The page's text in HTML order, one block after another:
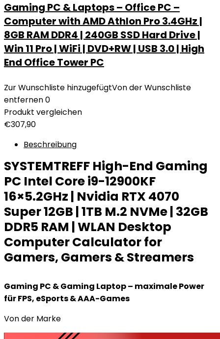
Gaming PC & Laptops – Office PC –
Computer with AMD Athlon Pro 3.4GHz |
8GB RAM DDR4 | 240GB SSD Hard Drive |
Win 11 Pro | WiFi | DVD+RW | USB 3.0 | High
End Office Tower PC
Zur Wunschliste hinzugefügtVon der Wunschliste
entfernen0
Produkt vergleichen
€307,90
Beschreibung
SYSTEMTREFF High-End Gaming
PC Intel Core i9-12900KF
16×5.2GHz | Nvidia RTX 4070
Super 12GB | 1TB M.2 NVMe | 32GB
DDR5 RAM | WLAN Desktop
Computer Calculator for
Gamers, Gamers & Streamers
Gaming PC & Gaming Laptop – maximale Power
für FPS, eSports & AAA-Games
Von der Marke